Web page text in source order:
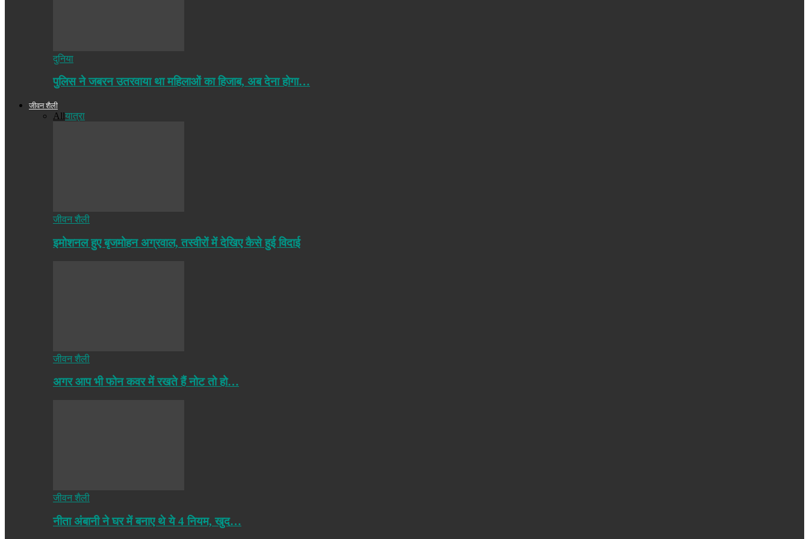
दुनिया
पुलिस ने जबरन उतरवाया था महिलाओं का हिजाब, अब देना होगा…
जीवन शैली
Allयात्रा
जीवन शैली
इमोशनल हुए बृजमोहन अग्रवाल, तस्वीरों में देखिए कैसे हुई विदाई
जीवन शैली
अगर आप भी फोन कवर में रखते हैं नोट तो हो…
जीवन शैली
नीता अंबानी ने घर में बनाए थे ये 4 नियम, खुद…